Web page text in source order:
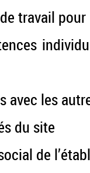
travail
avec les
du site
de